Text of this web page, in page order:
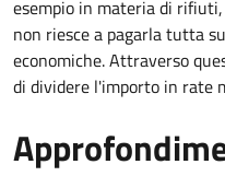
esempio in materia di
non riesce a pagarla tutta
economiche. Attraverso
di dividere l'importo in rate